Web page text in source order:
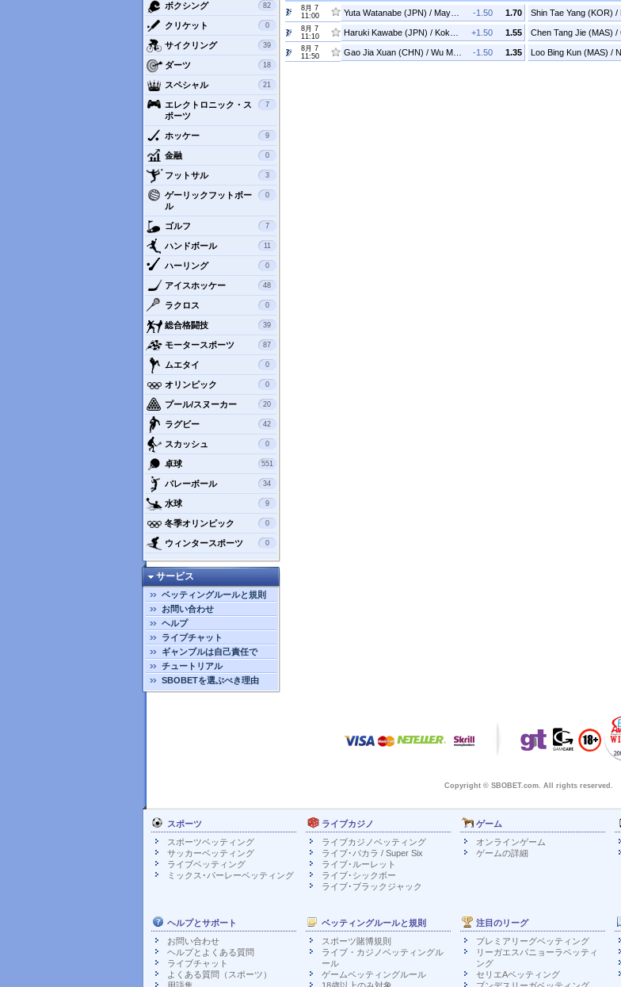
ボクシング 82
クリケット 0
サイクリング 39
ダーツ 18
スペシャル 21
エレクトロニック・ス
ポーツ
7
ホッケー 9
金融 0
フットサル 3
ゲーリックフットボー
ル
0
ゴルフ 7
ハンドボール 11
ハーリング 0
アイスホッケー 48
ラクロス 0
総合格闘技 39
モータースポーツ 87
ムエタイ 0
オリンピック 0
プール/スヌーカー 20
ラグビー 42
スカッシュ 0
卓球 551
バレーボール 34
水球 9
冬季オリンピック 0
ウィンタースポーツ 0
サービス
ベッティングルールと規則
お問い合わせ
ヘルプ
ライブチャット
ギャンブルは自己責任で
チュートリアル
SBOBETを選ぶべき理由
8月 7
11:00
1.70
-1.50
Yuta Watanabe (JPN) / Maya Taguchi (JPN)
8月 7
11:10
1.55
+1.50
8月 7
11:50
1.35
-1.50
Gao Jia Xuan (CHN) / Wu Meng Ying (CHN)
Copyright © SBOBET.com. All rights reserved.
スポーツ
スポーツベッティング
サッカーベッティング
ライブベッティング
ミックス･パーレーベッティング
ライブカジノ
ライブカジノベッティング
ライブ･バカラ / Super Six
ライブ･ルーレット
ライブ･シックボー
ライブ･ブラックジャック
ゲーム
オンラインゲーム
ゲームの詳細
ヘルプとサポート
お問い合わせ
ヘルプとよくある質問
ライブチャット
よくある質問（スポーツ）
ベッティングルールと規則
スポーツ賭博規則
ライブ・カジノベッティングル
ール
ゲームベッティングルール
注目のリーグ
プレミアリーグベッティング
リーガエスパニョーラベッティ
ング
セリエAベッティング